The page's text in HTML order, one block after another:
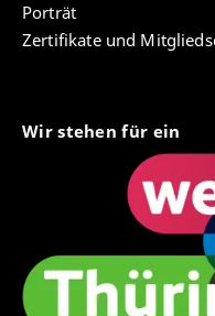
Hochschule
Porträt
Zertifikate und
Wir stehen für ein